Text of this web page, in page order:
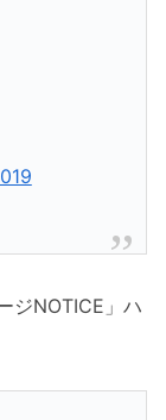
ジNOTICE」ハ